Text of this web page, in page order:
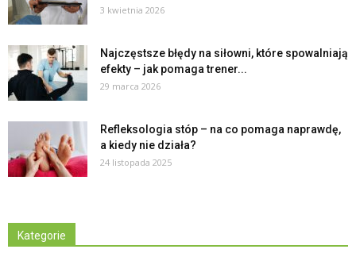
3 kwietnia 2026
Najczęstsze błędy na siłowni, które spowalniają
efekty – jak pomaga trener...
29 marca 2026
Refleksologia stóp – na co pomaga naprawdę,
a kiedy nie działa?
24 listopada 2025
Kategorie